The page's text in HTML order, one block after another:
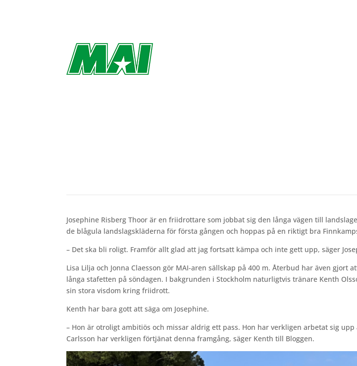
Josephine Risberg Thoor är en friidrottare som jobbat sig den långa vägen till
de blågula landslagskläderna för första gången och hoppas på en riktigt bra
– Det ska bli roligt. Framför allt glad att jag fortsatt kämpa och inte gett upp, säger
Lisa Lilja och Jonna Claesson gör MAI-aren sällskap på 400 m. Återbud har även gjort
långa stafetten på söndagen. I bakgrunden i Stockholm naturligtvis tränare Kenth
sin stora visdom kring friidrott.
Kenth har bara gott att säga om Josephine.
– Hon är otroligt ambitiös och missar aldrig ett pass. Hon har verkligen arbetat sig upp
Carlsson har verkligen förtjänat denna framgång, säger Kenth till Bloggen.